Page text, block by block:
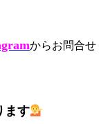
からお問合せ
ます